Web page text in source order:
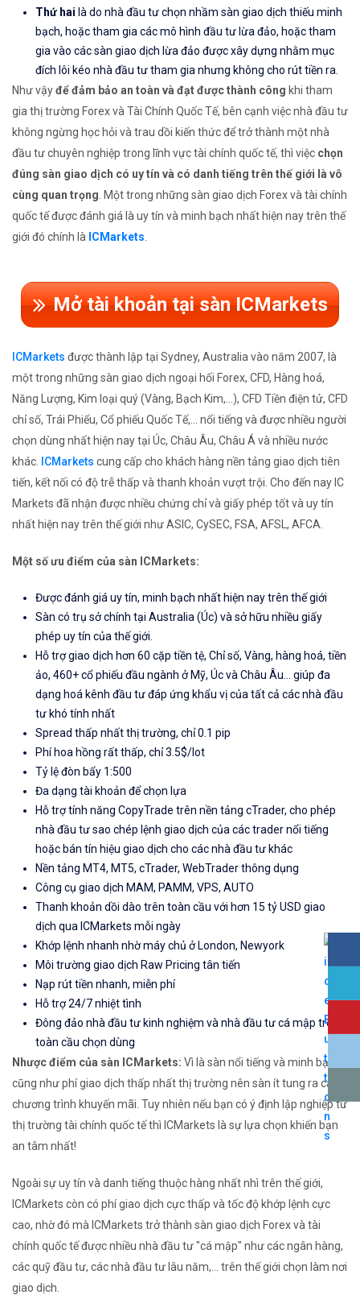
Thứ hai là do nhà đầu tư chọn nhầm sàn giao dịch thiếu minh
bạch, hoặc tham gia các mô hình đầu tư lừa đảo, hoặc tham
gia vào các sàn giao dịch lừa đảo được xây dựng nhằm mục
đích lôi kéo nhà đầu tư tham gia nhưng không cho rút tiền ra.
Như vậyđể đảm bảo an toàn và đạt được thành công khi tham
gia thị trường Forex và Tài Chính Quốc Tế, bên cạnh việc nhà đầu tư
không ngừng học hỏi và trau dồi kiến thức để trở thành một nhà
đầu tư chuyên nghiệp trong lĩnh vực tài chính quốc tế, thì việc chọn
đúng sàn giao dịch có uy tín và có danh tiếng trên thế giới là vô
cùng quan trọng . Một trong những sàn giao dịch Forex và tài chính
quốc tế được đánh giá là uy tín và minh bạch nhất hiện nay trên thế
giới đó chính là ICMarkets
Mở tài khoản tại sàn ICMarkets
ICMarkets được thành lập tại Sydney, Australia vào năm 2007, là
một trong những sàn giao dịch ngoại hối Forex, CFD, Hàng hoá,
Năng Lượng, Kim loại quý (Vàng, Bạch Kim,...), CFD Tiền điện tử, CFD
chỉ số, Trái Phiếu, Cổ phiếu Quốc Tế,... nổi tiếng và được nhiều người
chọn dùng nhất hiện nay tại Úc, Châu Âu, Châu Á và nhiều nước
khác.
ICMarkets cung cấp cho khách hàng nền tảng giao dịch tiên
tiến, kết nối có độ trễ thấp và thanh khoản vượt trội. Cho đến nay IC
Markets đã nhận được nhiều chứng chỉ và giấy phép tốt và uy tín
nhất hiện nay trên thế giới như ASIC, CySEC, FSA, AFSL, AFCA.
Một số ưu điểm của sàn ICMarkets:
Được đánh giá uy tín, minh bạch nhất hiện nay trên thế giới
Sàn có trụ sở chính tại Australia (Úc) và sở hữu nhiều giấy
phép uy tín của thế giới.
Hỗ trợ giao dịch hơn 60 cặp tiền tệ, Chỉ số, Vàng, hàng hoá, tiền
ảo, 460+ cổ phiếu đầu ngành ở Mỹ, Úc và Châu Âu... giúp đa
dạng hoá kênh đầu tư đáp ứng khẩu vị của tất cả các nhà đầu
tư khó tính nhất
Spread thấp nhất thị trường, chỉ 0.1 pip
Phí hoa hồng rất thấp, chỉ 3.5$/lot
Tỷ lệ đòn bẩy 1:500
Đa dạng tài khoản để chọn lựa
Hỗ trợ tính năng CopyTrade trên nền tảng cTrader, cho phép
nhà đầu tư sao chép lệnh giao dịch của các trader nổi tiếng
hoặc bán tín hiệu giao dịch cho các nhà đầu tư khác
Nền tảng MT4, MT5, cTrader, WebTrader thông dụng
Công cụ giao dịch MAM, PAMM, VPS, AUTO
Thanh khoản dồi dào trên toàn cầu với hơn 15 tỷ USD giao
dịch qua ICMarkets mỗi ngày
Khớp lệnh nhanh nhờ máy chủ ở London, Newyork
Môi trường giao dịch Raw Pricing tân tiến
Nạp rút tiền nhanh, miễn phí
Hỗ trợ 24/7 nhiệt tình
Đông đảo nhà đầu tư kinh nghiệm và nhà đầu tư cá mập trên
toàn cầu chọn dùng
Nhược điểm của sàn ICMarkets: Vì là sàn nổi tiếng và minh bạch
cũng như phí giao dịch thấp nhất thị trường nên sàn ít tung ra các
chương trình khuyến mãi. Tuy nhiên nếu bạn có ý định lập nghiệp từ
thị trường tài chính quốc tế thì ICMarkets là sự lựa chọn khiến bạn
an tâm nhất!
Ngoài sự uy tín và danh tiếng thuộc hàng nhất nhì trên thế giới,
ICMarkets còn có phí giao dịch cực thấp và tốc độ khớp lệnh cực
cao, nhờ đó mà ICMarkets trở thành sàn giao dịch Forex và tài
chính quốc tế được nhiều nhà đầu tư "cá mập" như các ngân hàng,
các quỹ đầu tư, các nhà đầu tư lâu năm,... trên thế giới chọn làm nơi
giao dịch.